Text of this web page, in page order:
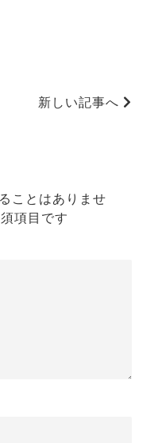
新しい記事へ
ことはありませ
項目です